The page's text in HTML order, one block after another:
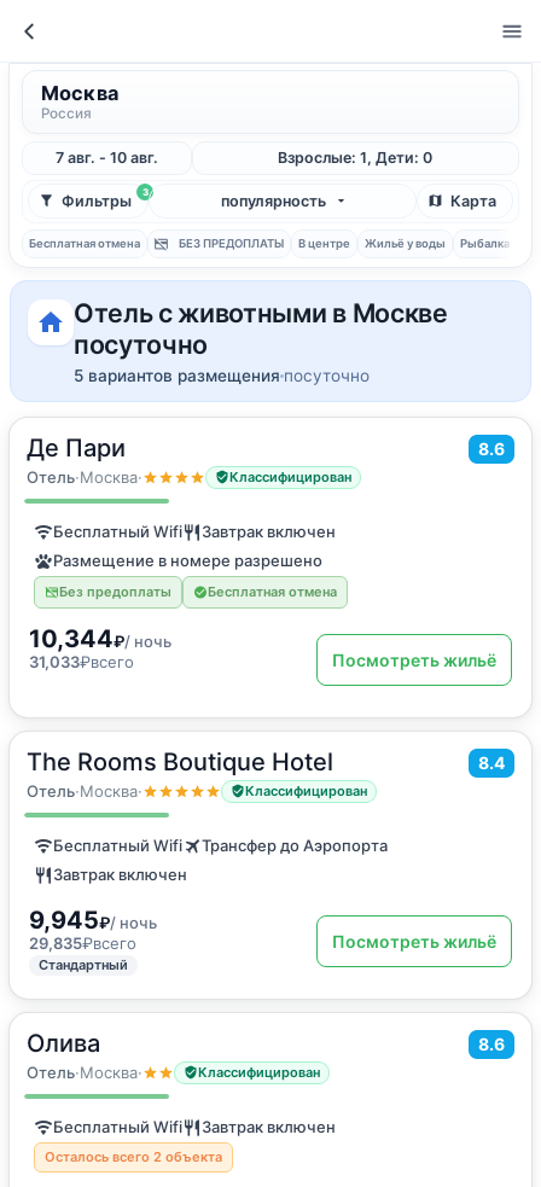
Москва
Россия
7 авг. - 10 авг. Взрослые: 1, Дети: 0
3
Фильтры популярность Карта
Бесплатная отмена БЕЗ ПРЕДОПЛАТЫ В центре Жильё у воды Рыбалка
Отель с животными в Москве
посуточно
5 вариантов размещения посуточно
Де Пари 8.6
Отель·Москва· Классифицирован
16 м2 2 гостя
Двухместный номер с 1 кроватью
Бесплатный Wifi
Завтрак включен
Размещение в номере разрешено
Без предоплаты Бесплатная отмена
10,344₽/ ночь
31,033₽всего Посмотреть жильё
The Rooms Boutique Hotel 8.4
Отель·Москва· Классифицирован
20м 2·2 гостя
Двухместный номер с 2 отдельными кроватями
Бесплатный Wifi
Трансфер до Аэропорта
Завтрак включен
9,945₽/ ночь
29,835₽всего
Стандартный
Посмотреть жильё
Олива 8.6
Отель·Москва· Классифицирован
10м2·2 гостя
Двухместный номер с 1 кроватью
Бесплатный Wifi Завтрак включен
Осталось всего 2 объекта